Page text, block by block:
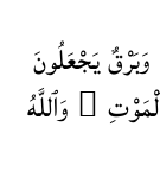
يَجْعَلُونَ
وَٱللَّهُ